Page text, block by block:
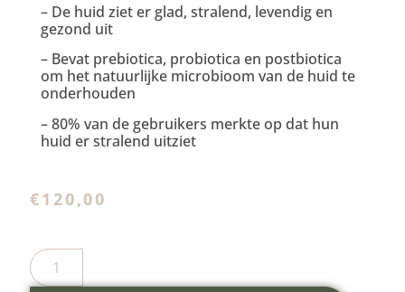
– De huid ziet er glad, stralend, levendig en
gezond uit
– Bevat prebiotica, probiotica en postbiotica
om het natuurlijke microbioom van de huid te
onderhouden
– 80% van de gebruikers merkte op dat hun
huid er stralend uitziet
€120,00